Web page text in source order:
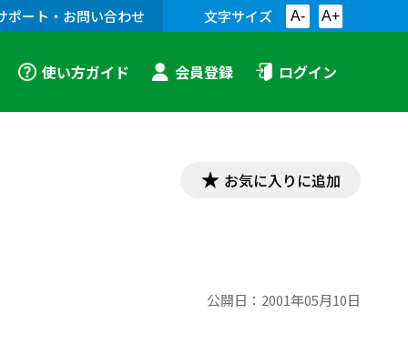
ポート・お問い合わせ 文字サイズ A- A+
使い方ガイド 会員登録 ログイン
お気に入りに追加
公開日： 2001年05月10日